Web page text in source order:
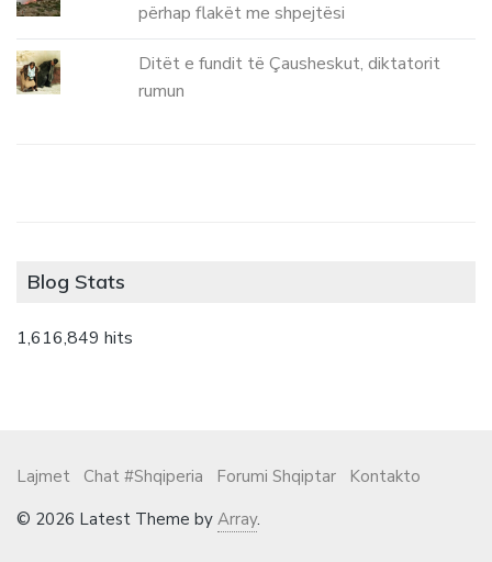
përhap flakët me shpejtësi
Ditët e fundit të Çausheskut, diktatorit
rumun
Blog Stats
1,616,849 hits
Lajmet Chat #Shqiperia Forumi Shqiptar
Kontakto
© 2026 Latest Theme by Array.